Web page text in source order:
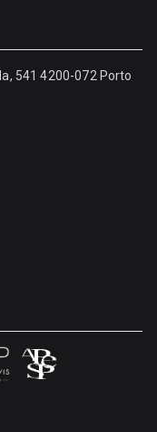
541 4200-072 Porto